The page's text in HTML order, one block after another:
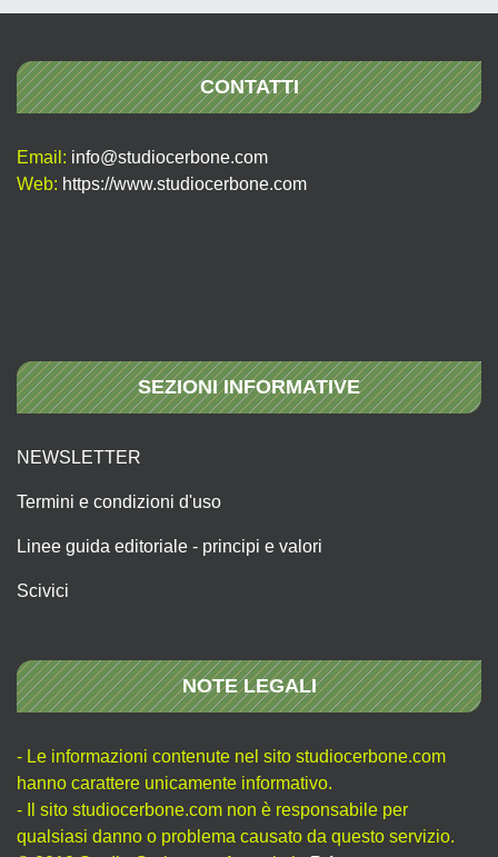
CONTATTI
Email: info@studiocerbone.com
Web: https://www.studiocerbone.com
SEZIONI INFORMATIVE
NEWSLETTER
Termini e condizioni d'uso
Linee guida editoriale - principi e valori
Scivici
NOTE LEGALI
- Le informazioni contenute nel sito studiocerbone.com
hanno carattere unicamente informativo.
- Il sito studiocerbone.com non è responsabile per
qualsiasi danno o problema causato da questo servizio.